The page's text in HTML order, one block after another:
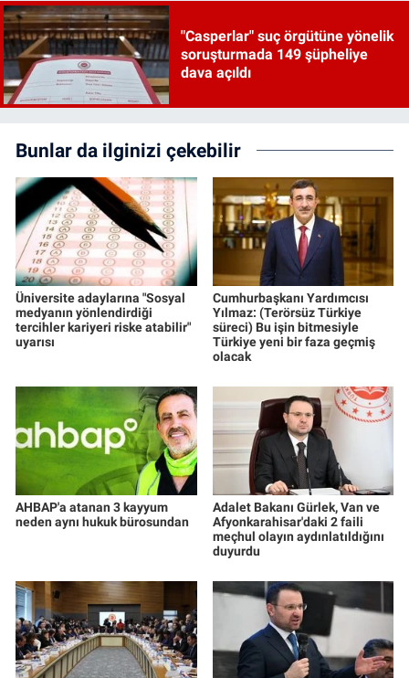
"Casperlar" suç örgütüne yönelik
soruşturmada 149 şüpheliye
dava açıldı
Bunlar da ilginizi çekebilir
Üniversite adaylarına "Sosyal
medyanın yönlendirdiği
tercihler kariyeri riske atabilir"
uyarısı
Cumhurbaşkanı Yardımcısı
Yılmaz: (Terörsüz Türkiye
süreci) Bu işin bitmesiyle
Türkiye yeni bir faza geçmiş
olacak
AHBAP'a atanan 3 kayyum
neden aynı hukuk bürosundan
Adalet Bakanı Gürlek, Van ve
Afyonkarahisar'daki 2 faili
meçhul olayın aydınlatıldığını
duyurdu